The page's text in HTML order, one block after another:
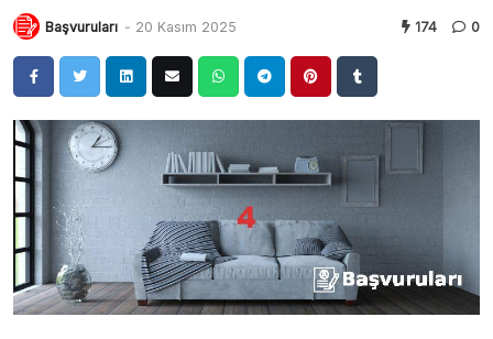
Başvuruları - 20 Kasım 2025 174 0